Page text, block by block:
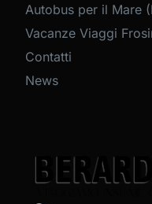
Autobus per il Mare
Vacanze Viaggi
Contatti
News